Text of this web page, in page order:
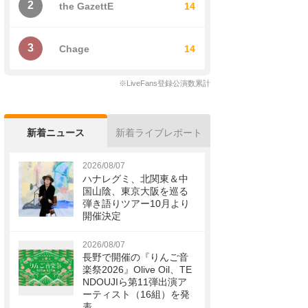
2 the GazettE 14
3 Chage 14
※LiveFans登録公演数累計
新着ニュース 新着ライブレポート
2026/08/07
ハナレグミ、北関東＆中
国山陰、東京大阪を巡る
弾き語りツアー10月より
開催決定
2026/08/07
長野で開催の『りんご音
楽祭2026』Olive Oil、TE
NDOUJIら第11弾出演ア
ーティスト（16組）を発